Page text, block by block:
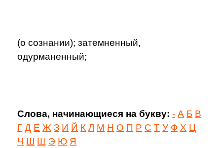
(о сознании); затемненный,
одурманенный;
Слова, начинающиеся на букву: - А Б В
Г Д Е Ж З И Й К Л М Н О П Р С Т У Ф Х Ц
Ч Ш Щ Э Ю Я